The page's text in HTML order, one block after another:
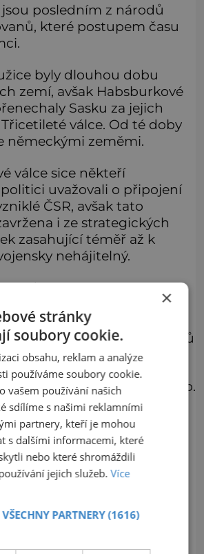
jsou posledním z národů
které postupem času
byly dlouhou dobu
zemí, avšak Habsburkové
Sasku za jejich
válce. Od té doby
německými zeměmi.
válce sice někteří
uvažovali o připojení
ČSR, avšak tato
i ze strategických
zasahující téměř až k
nehájitelný.
byli Lužičtí Srbové
a byly dokonce připraveny
vystěhování. To se
ale počet Lužických Srbů
klesá.
Němci vůbec nic společného.
národ obývá
a severovýchodní cíp
Jejich řeč patří mezi
v širším záběru spadá i
se na dva dialekty,
něnečtinu. Lesní
pokraji zániku, tundrovou
×
stránky
soubory cookie.
obsahu, reklam a analýze
používáme soubory cookie.
vašem používání našich
sdílíme s našimi reklamními
partnery, kteří je mohou
s dalšími informacemi, které
nebo které shromáždili
jejich služeb.Více
PARTNERY(1616)